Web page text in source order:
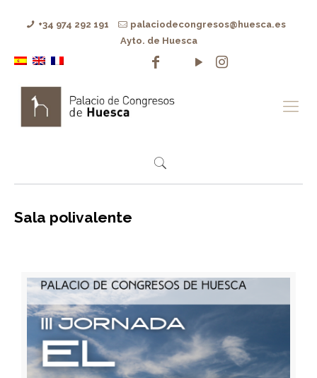
+34 974 292 191
palaciodecongresos@huesca.es
Ayto. de Huesca
Sala polivalente